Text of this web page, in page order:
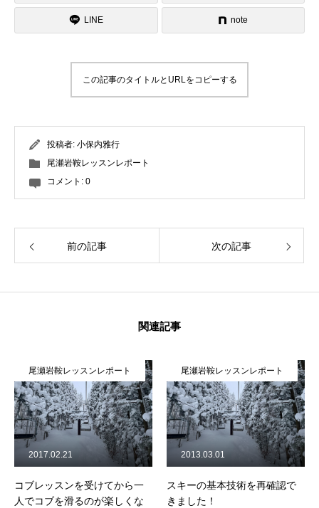
んか？ゲレンデで見かけたらお気軽に
LINE note
この記事のタイトルとURLをコピーする
投稿者: 小保内雅行
尾瀬岩鞍レッスンレポート
コメント: 0
前の記事 次の記事
関連記事
尾瀬岩鞍レッスンレポート
コブレッスンを受けてから一
人でコブを滑るのが楽しくな
2017.02.21
尾瀬岩鞍レッスンレポート
スキーの基本技術を再確認で
きました！
2013.03.01